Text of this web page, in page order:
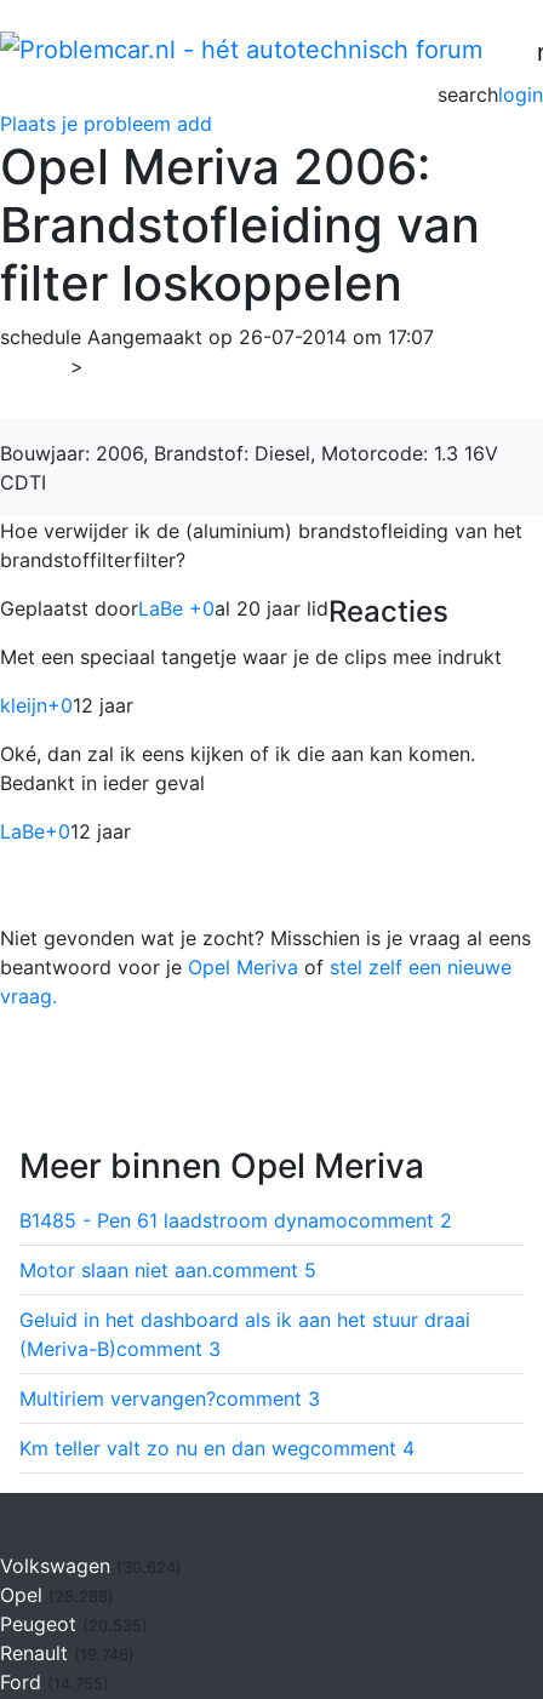
login
search
Plaats je probleem add
Opel Meriva 2006:
Brandstofleiding van
filter loskoppelen
schedule Aangemaakt op 26-07-2014 om 17:07
>
Bouwjaar: 2006, Brandstof: Diesel, Motorcode: 1.3 16V
CDTI
Hoe verwijder ik de (aluminium) brandstofleiding van het
brandstoffilterfilter?
Geplaatst doorLaBe +0al 20 jaar lidReacties
Met een speciaal tangetje waar je de clips mee indrukt
kleijn+012 jaar
Oké, dan zal ik eens kijken of ik die aan kan komen.
Bedankt in ieder geval
LaBe+012 jaar
Niet gevonden wat je zocht? Misschien is je vraag al eens
beantwoord voor je Opel Meriva of stel zelf een nieuwe
vraag.
Meer binnen Opel Meriva
B1485 - Pen 61 laadstroom dynamocomment 2
Motor slaan niet aan.comment 5
Geluid in het dashboard als ik aan het stuur draai
(Meriva-B)comment 3
Multiriem vervangen?comment 3
Km teller valt zo nu en dan wegcomment 4
Volkswagen (30.624)
Opel
Peugeot
Renault (19.746)
Ford (14.755)